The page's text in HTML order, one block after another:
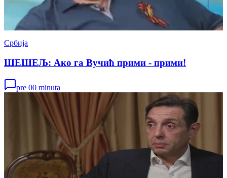
Србија
ШЕШЕЉ: Ако га Вучић прими - прими!
pre 00 minuta